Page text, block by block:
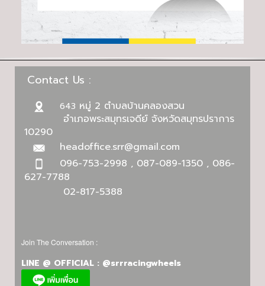
Contact Us :
643 หมู่ 2 ตำบลบ้านคลองสวน
อำเภอพระสมุทรเจดีย์ จังหวัดสมุทรปราการ
10290
headoffice.srr@gmail.com
096-753-2998 , 087-089-1350 , 086-
627-7788
02-817-5388
Join The Conversation :
LINE @ OFFICIAL : @srrracingwheels